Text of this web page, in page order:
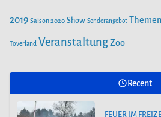
2019 Saison 2020 Show Sonderangebot
Toverland VeranstaltungZoo
Recent
FEUER IM